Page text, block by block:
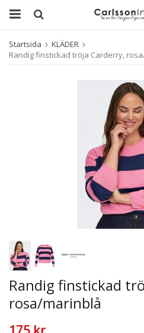
Startsida
KLÄDER
Randig finstickad tröja Carderry,
Randig finstickad
rosa/marinblå